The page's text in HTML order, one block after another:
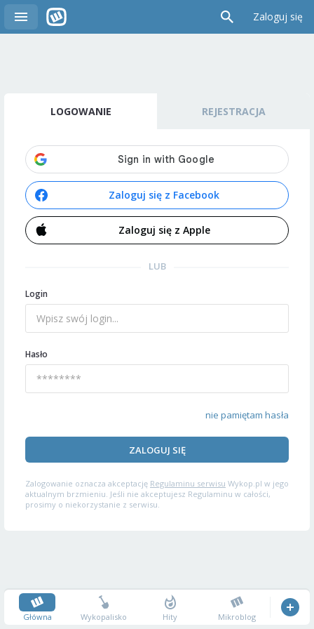
Zaloguj się
LOGOWANIE REJESTRACJA
Zaloguj się z Facebook
Zaloguj się z Apple
LUB
Login
Hasło
nie pamiętam hasła
ZALOGUJ SIĘ
Zalogowanie oznacza akceptację Regulaminu serwisu Wykop.pl w jego
aktualnym brzmieniu. Jeśli nie akceptujesz Regulaminu w całości,
prosimy o niekorzystanie z serwisu.
Główna Wykopalisko Hity Mikroblog